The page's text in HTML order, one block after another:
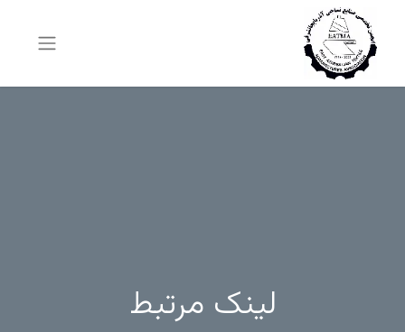
لینک مرتبط